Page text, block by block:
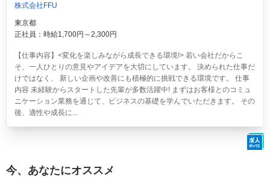
株式会社FFU
東京都
正社員：時給1,700円～2,300円
【仕事内容】<変化を楽しみながら成長できる環境!> 若い会社だからこ
そ、一人ひとりの意見やアイデアを大切にしています。 決められた仕事だ
けではなく、 新しい企画や改善にも積極的に挑戦できる環境です。 仕事
内容 未経験からスタートした先輩が多数活躍中! まずはお客様とのコミュ
ニケーション業務を通じて、ビジネスの基礎を学んでいただきます。 その
後、適性や成長に...
今、あなたにオススメ